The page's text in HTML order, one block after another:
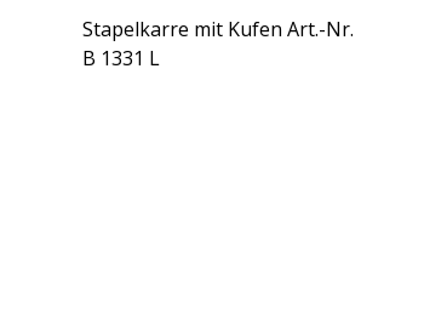
Stapelkarre mit Kufen Art.-Nr.
B 1331 L